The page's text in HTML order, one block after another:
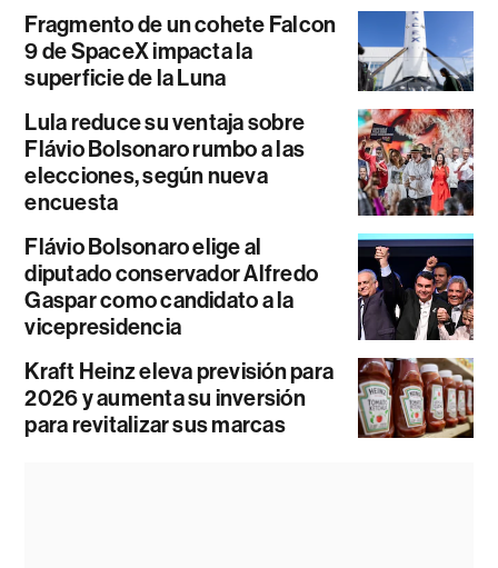
Fragmento de un cohete Falcon
9 de SpaceX impacta la
superficie de la Luna
Lula reduce su ventaja sobre
Flávio Bolsonaro rumbo a las
elecciones, según nueva
encuesta
Flávio Bolsonaro elige al
diputado conservador Alfredo
Gaspar como candidato a la
vicepresidencia
Kraft Heinz eleva previsión para
2026 y aumenta su inversión
para revitalizar sus marcas